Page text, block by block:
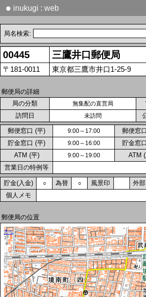
● inukugi : web
局名検索:
00445 三鷹井口郵便局
〒181-0011 東京都三鷹市井口1-25-9
郵便局の詳細
局の分類
無集配の直営局
訪問日 未訪問
郵便窓口 (平) 9:00～17:00 郵便窓
貯金窓口 (平) 9:00～16:00 貯金窓
ATM (平) 9:00～19:00 ATM
営業日の特例等
貯金(入金) ○ 為替 ○ 風景印 外
個人メモ
郵便局の位置